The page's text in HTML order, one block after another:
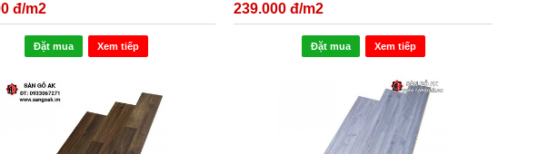
đ/m2
Đặt mua Xem tiếp
239.000 đ/m2
Đặt mua Xem tiếp